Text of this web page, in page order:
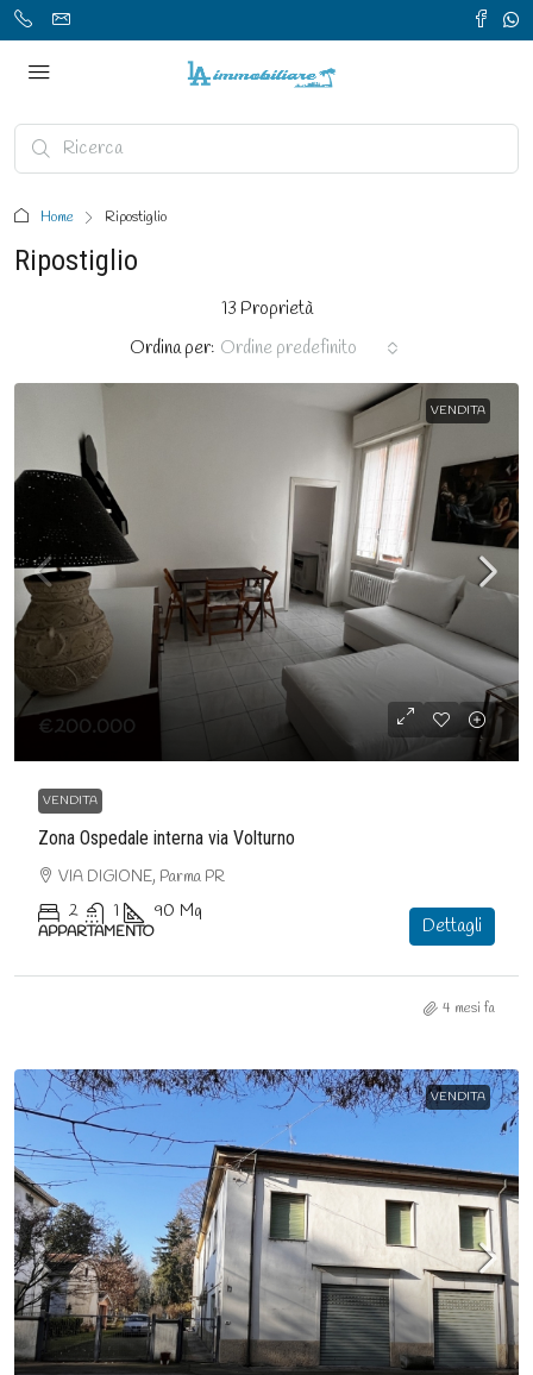
Home Ripostiglio
Ripostiglio
13 Proprietà
Ordina per: Ordine predefinito
VENDITA
€200.000
VENDITA
Zona Ospedale interna via Volturno
VIA DIGIONE, Parma PR
2 1 90 Mq
APPARTAMENTO Dettagli
4 mesi fa
VENDITA